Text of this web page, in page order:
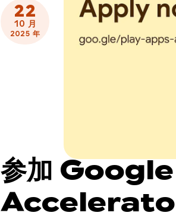
22
10 月
2025 年
参加
Accelerator